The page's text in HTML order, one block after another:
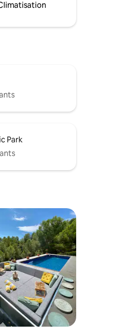
Park
43 commentaires : 4,93 sur 5